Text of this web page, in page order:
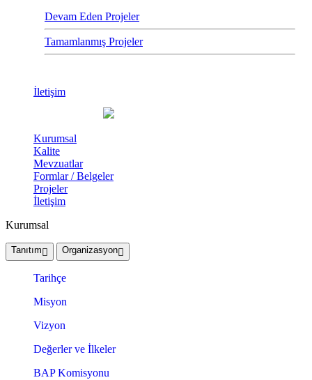
Devam Eden Projeler
Tamamlanmış Projeler
İletişim
Kurumsal
Kalite
Mevzuatlar
Formlar / Belgeler
Projeler
İletişim
Kurumsal
Tanıtım Organizasyon
Tarihçe
Misyon
Vizyon
Değerler ve İlkeler
BAP Komisyonu